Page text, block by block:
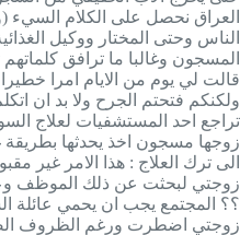
العراق نحصل على الكلام
الناس وحتى المختار ووكيل
المسجون وغالبا ما ترافق
قالت لي يوم من الايام امرا
ولكنكم فتحتم الجرح ولا بد ان
تراجع احد المستشفيات لعلاج
زوجها مسجون اخذ يحدثها
الى ترك العلاج : هذا الامر غير
زوجتي لبحثت عن ذلك الموظف
؟؟ المجتمع يجب ان يحمي عائلة
زوجتي اضطرت ورغم الظروف